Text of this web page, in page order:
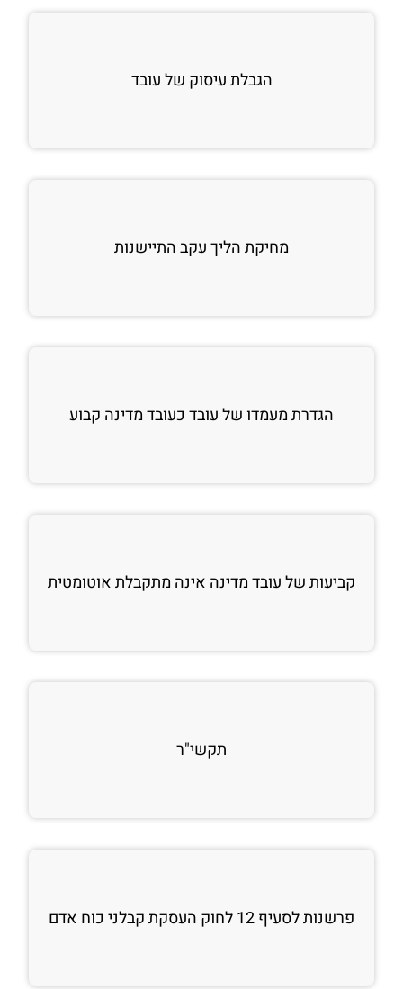
הגבלת עיסוק של עובד
מחיקת הליך עקב התיישנות
הגדרת מעמדו של עובד כעובד מדינה קבוע
קביעות של עובד מדינה אינה מתקבלת אוטומטית
תקשי"ר
פרשנות לסעיף 12 לחוק העסקת קבלני כוח אדם